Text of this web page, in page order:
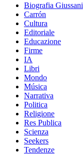
Biografia Giussani
Carrón
Cultura
Editoriale
Educazione
Firme
IA
Libri
Mondo
Música
Narrativa
Politica
Religione
Res Publica
Scienza
Seekers
Tendenze